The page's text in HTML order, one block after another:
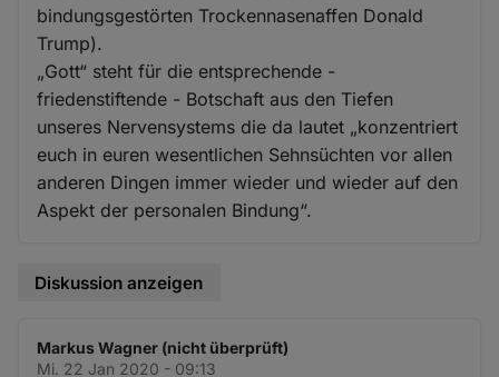
bindungsgestörten Trockennasenaffen Donald
Trump).
„Gott“ steht für die entsprechende -
friedenstiftende - Botschaft aus den Tiefen
unseres Nervensystems die da lautet „konzentriert
euch in euren wesentlichen Sehnsüchten vor allen
anderen Dingen immer wieder und wieder auf den
Aspekt der personalen Bindung“.
Diskussion anzeigen
Markus Wagner (nicht überprüft)
Mi. 22 Jan 2020 - 09:13